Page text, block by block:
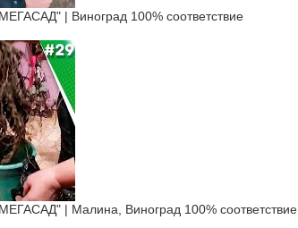
| Виноград 100% соответствие
| Малина, Виноград 100% соответствие